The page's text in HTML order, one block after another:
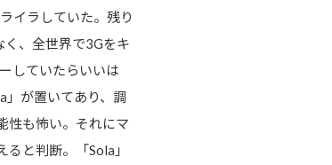
イラしていた。残り
、全世界で3Gをキ
していたらいいは
」が置いてあり、調
性も怖い。それにマ
と判断。「Sola」